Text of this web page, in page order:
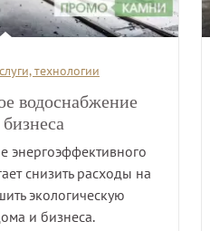
технологии
водоснабжение
энергоэффективного
снизить расходы на
экологическую
и бизнеса.